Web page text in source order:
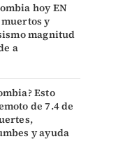
hoy EN
y
magnitud
a
Esto
de 7.4 de
y ayuda